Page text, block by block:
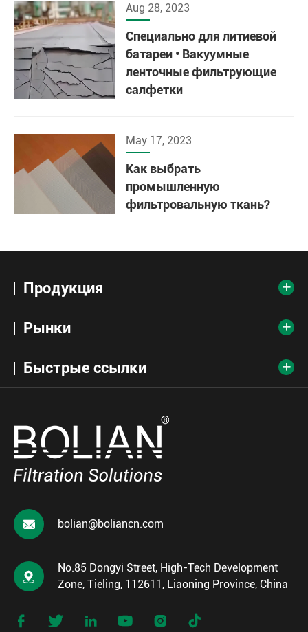
Aug 28, 2023
Специально для литиевой
батареи • Вакуумные
ленточные фильтрующие
салфетки
May 17, 2023
Как выбрать
промышленную
фильтровальную ткань?
Продукция 
Рынки 
Быстрые ссылки 
 bolian@boliancn.com

No.85 Dongyi Street, High-Tech Development
Zone, Tieling, 112611, Liaoning Province, China
     